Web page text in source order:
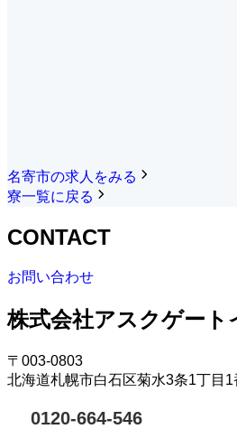
名寄市の求人をみる
寮一覧に戻る
CONTACT
お問い合わせ
株式会社アスクゲート
〒003-0803
北海道札幌市白石区菊水3条1丁目1
0120-664-546